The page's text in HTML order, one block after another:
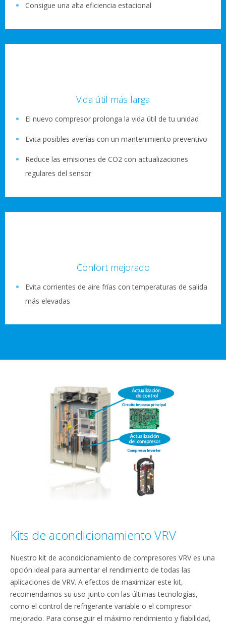
Consigue una alta eficiencia estacional
Vida útil más larga
El nuevo compresor prolonga la vida útil de tu unidad
Evita posibles averías con un mantenimiento preventivo
Reduce las emisiones de CO2 con actualizaciones
regulares del sensor
Confort mejorado
Evita corrientes de aire frías con temperaturas de salida
más elevadas
Kits de acondicionamiento VRV
Nuestro kit de acondicionamiento de compresores VRV es una
opción ideal para aumentar el rendimiento de todas las
aplicaciones de VRV. A efectos de maximizar este kit,
recomendamos su uso junto con las últimas tecnologías,
como el control de refrigerante variable o el compresor
mejorado. Para conseguir el máximo rendimiento y fiabilidad,